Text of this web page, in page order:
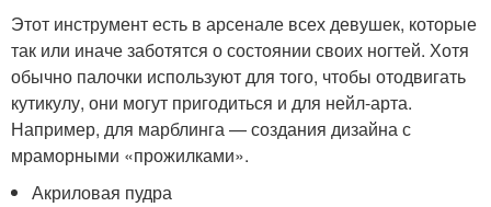
Этот инструмент есть в арсенале всех девушек, которые
так или иначе заботятся о состоянии своих ногтей. Хотя
обычно палочки используют для того, чтобы отодвигать
кутикулу, они могут пригодиться и для нейл-арта.
Например, для марблинга — создания дизайна с
мраморными «прожилками».
Акриловая пудра